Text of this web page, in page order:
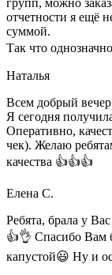
групп, можно
отчетности я ещё
суммой.
Так что
Наталья
Всем добрый
Я сегодня
Оперативно,
чек). Желаю
качества 👍👍👍
Елена С.
Ребята, брала у
👍👌 Спасибо Вам
капустой😃 Ну и